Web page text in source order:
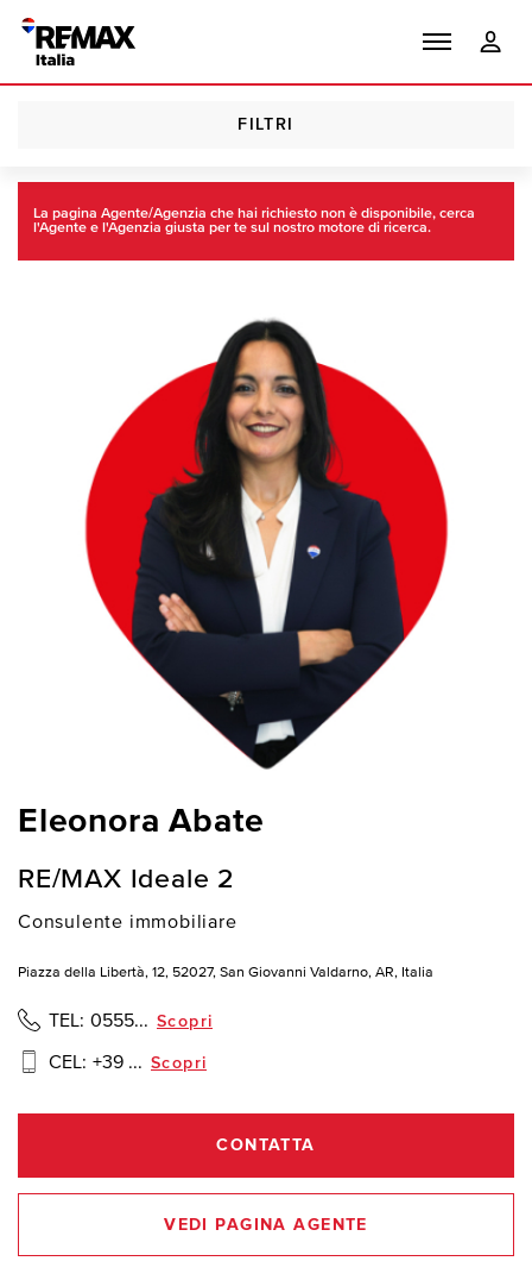
FILTRI
La pagina Agente/Agenzia che hai richiesto non è disponibile, cerca
l'Agente e l'Agenzia giusta per te sul nostro motore di ricerca.
Eleonora Abate
RE/MAX Ideale 2
Consulente immobiliare
Piazza della Libertà, 12, 52027, San Giovanni Valdarno, AR, Italia
TEL: 0555... Scopri
CEL: +39 ... Scopri
CONTATTA
VEDI PAGINA AGENTE